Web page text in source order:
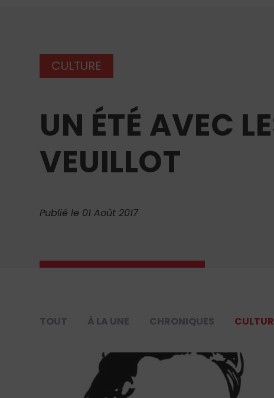
CULTURE
UN ÉTÉ AVEC
VEUILLOT
Publié le 01 Août 2017
TOUT À LA UNE CHRONIQUES